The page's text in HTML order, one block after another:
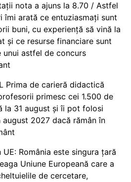
nota a ajuns la 8.70 / Astfel
îmi arată ce entuziasmați sunt
buni, cu experiență să vină la
și ce resurse financiare sunt
unui astfel de concurs
Prima de carieră didactică
primesc cei 1.500 de
la 31 august și îi pot folosi
august 2027 dacă rămân în
UE: România este singura țară
Uniune Europeană care a
de cercetare,